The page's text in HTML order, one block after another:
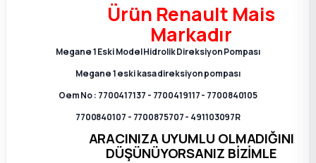
Ürün Renault Mais
Markadır
Megane 1 Eski Model Hidrolik Direksiyon Pompası
Megane 1 eski kasa direksiyon pompası
Oem No : 7700417137 - 7700419117 - 7700840105
7700840107 - 7700875707 - 491103097R
ARACINIZA UYUMLU OLMADIĞINI
DÜŞÜNÜYORSANIZ BİZİMLE